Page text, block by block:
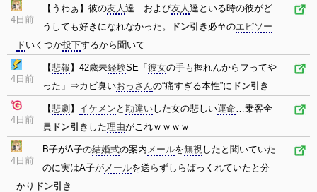
4日前
【うわぁ】彼の友人達…および友人達といる時の彼がど
うしても好きになれなかった。
ドン引き 必至のエピソー
ドいくつか投下するから聞いて
4日前
【悲報 】42歳未経験SE「 彼女の手も握れんからフってや
った」⇒カビ臭いおっさんの“痛すぎる本性”に ドン引き
4日前
【悲劇 】 イケメン と 勘違いした女の悲しい運命…乗客全
員 ドン引き した理由がこれｗｗｗｗ
4日前
B子がA子の結婚式の案内 メールを無視したと聞いていた
のに実はA子がメールを送らずしらばっくれていたと分
かり ドン引き